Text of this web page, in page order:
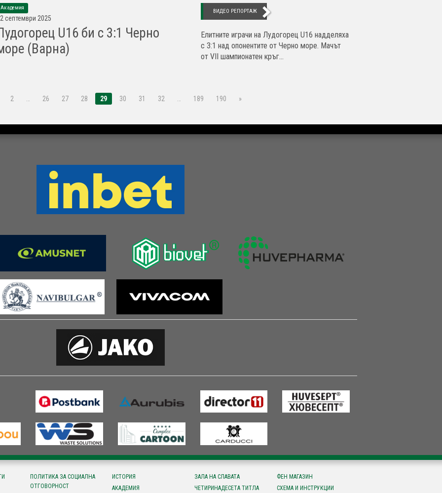
Академия
септември 2025
U16 би с 3:1 Черно
(Варна)
ВИДЕО РЕПОРТАЖ
Елитните играчи на Лудогорец U16 надделяха
с 3:1 над опонентите от Черно море. Мачът
от VII шампионатен кръг...
2 26 27 28 29 30 31 32 189 190 »
ПОЛИТИКА ЗА СОЦИАЛНА
ОТГОВОРНОСТ
ИСТОРИЯ
АКАДЕМИЯ
ЗАЛА НА СЛАВАТА
ЧЕТИРИНАДЕСЕТА ТИТЛА
ФЕН МАГАЗИН
СХЕМА И ИНСТРУКЦИИ